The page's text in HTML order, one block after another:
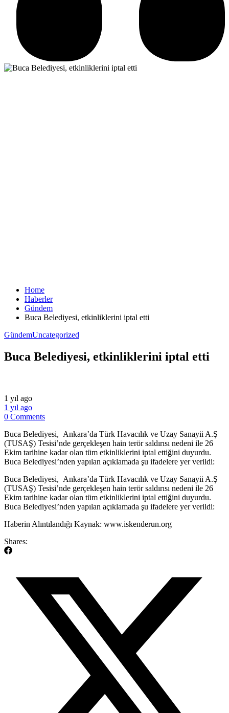
Home
Haberler
Gündem
Buca Belediyesi, etkinliklerini iptal etti
GündemUncategorized
Buca Belediyesi, etkinliklerini iptal etti
1 yıl ago
1 yıl ago
0 Comments
Buca Belediyesi, Ankara’da Türk Havacılık ve Uzay Sanayii A.Ş
(TUSAŞ) Tesisi’nde gerçekleşen hain terör saldırısı nedeni ile 26
Ekim tarihine kadar olan tüm etkinliklerini iptal ettiğini duyurdu.
Buca Belediyesi’nden yapılan açıklamada şu ifadelere yer verildi:
​Buca Belediyesi, Ankara’da Türk Havacılık ve Uzay Sanayii A.Ş
(TUSAŞ) Tesisi’nde gerçekleşen hain terör saldırısı nedeni ile 26
Ekim tarihine kadar olan tüm etkinliklerini iptal ettiğini duyurdu.
Buca Belediyesi’nden yapılan açıklamada şu ifadelere yer verildi:
​Haberin Alıntılandığı Kaynak: www.iskenderun.org
Shares: